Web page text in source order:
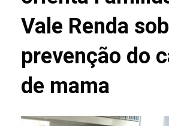
Vale Renda
prevenção do
de mama